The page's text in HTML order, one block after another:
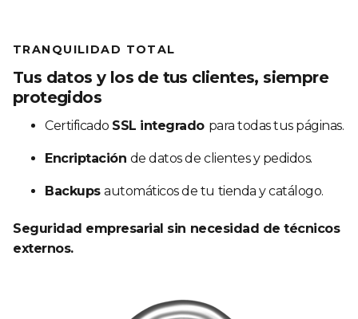
TRANQUILIDAD TOTAL
Tus datos y los de tus clientes, siempre
protegidos
Certificado SSL integrado para todas tus páginas.
Encriptación de datos de clientes y pedidos.
Backupsautomáticos de tu tienda y catálogo.
Seguridad empresarial sin necesidad de técnicos
externos.